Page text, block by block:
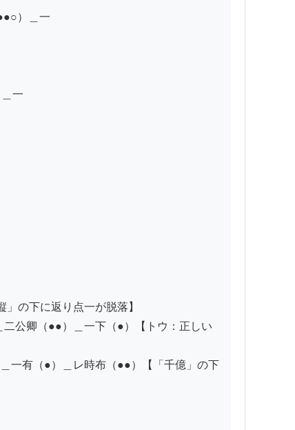
）＿一
一
の下に返り点一が脱落】
公卿（●●）＿一下（●）【トウ：正しい
一有（●）＿レ時布（●●）【「千億」の下